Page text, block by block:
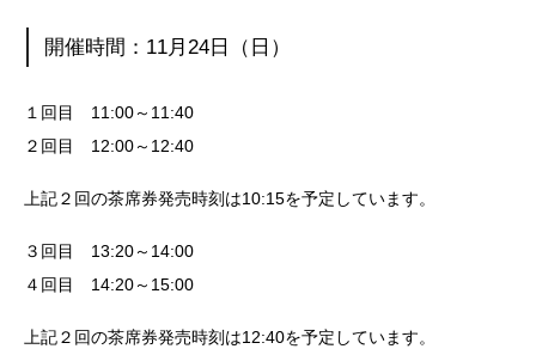
開催時間：11月24日（日）
１回目 11:00～11:40
２回目 12:00～12:40
上記２回の茶席券発売時刻は10:15を予定しています。
３回目 13:20～14:00
４回目 14:20～15:00
上記２回の茶席券発売時刻は12:40を予定しています。